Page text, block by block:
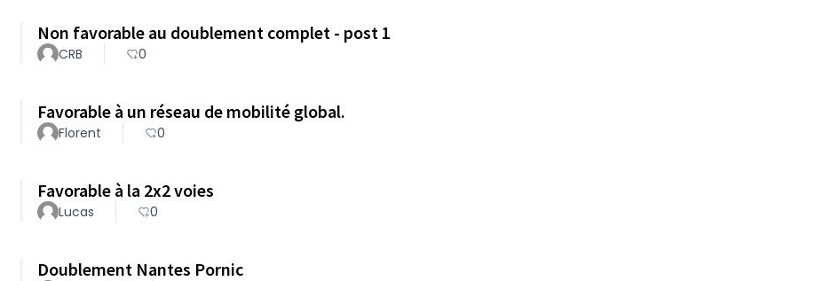
Non favorable au doublement complet - post 1
CRB 0
Favorable à un réseau de mobilité global.
Florent 0
Favorable à la 2x2 voies
Lucas 0
Doublement Nantes Pornic